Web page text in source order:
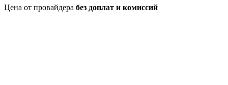
Цена от провайдера без доплат и комиссий